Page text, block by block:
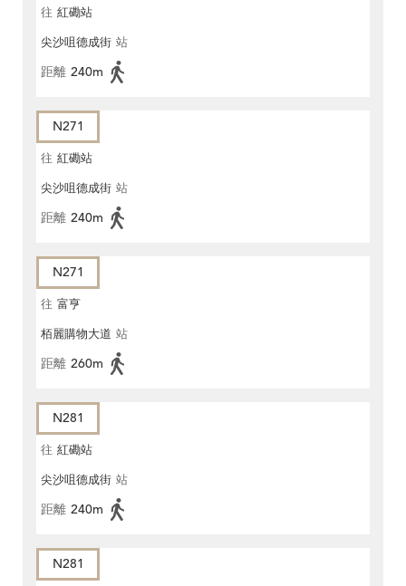
往 紅磡站
尖沙咀德成街 站
距離 240m
N271
往 紅磡站
尖沙咀德成街 站
距離 240m
N271
往 富亨
栢麗購物大道 站
距離 260m
N281
往 紅磡站
尖沙咀德成街 站
距離 240m
N281